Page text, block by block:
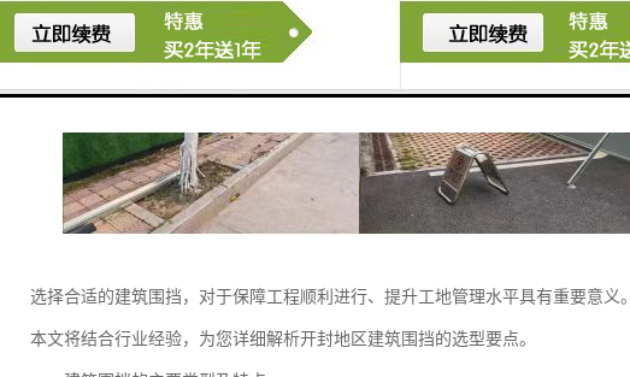
选择合适的建筑围挡，对于保障工程顺利进行、提升工地管理水平具有重要意义。
本文将结合行业经验，为您详细解析开封地区建筑围挡的选型要点。